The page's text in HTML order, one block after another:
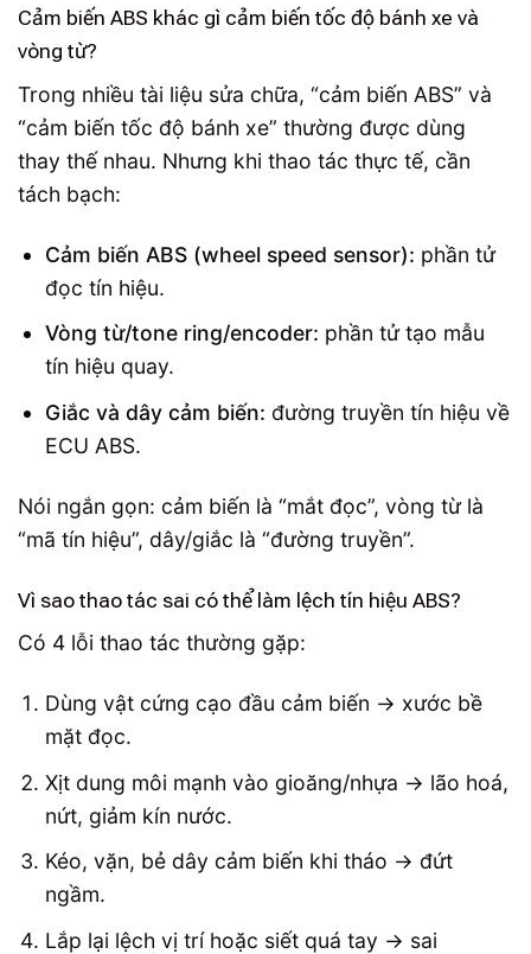
Cảm biến ABS khác gì cảm biến tốc độ bánh xe và
vòng từ?
Trong nhiều tài liệu sửa chữa, “cảm biến ABS” và
“cảm biến tốc độ bánh xe” thường được dùng
thay thế nhau. Nhưng khi thao tác thực tế, cần
tách bạch:
Cảm biến ABS (wheel speed sensor): phần tử
đọc tín hiệu.
Vòng từ/tone ring/encoder: phần tử tạo mẫu
tín hiệu quay.
Giắc và dây cảm biến: đường truyền tín hiệu về
ECU ABS.
Nói ngắn gọn: cảm biến là “mắt đọc”, vòng từ là
“mã tín hiệu”, dây/giắc là “đường truyền”.
Vì sao thao tác sai có thể làm lệch tín hiệu ABS?
Có 4 lỗi thao tác thường gặp:
Dùng vật cứng cạo đầu cảm biến → xước bề
mặt đọc.
Xịt dung môi mạnh vào gioăng/nhựa → lão hoá,
nứt, giảm kín nước.
Kéo, vặn, bẻ dây cảm biến khi tháo → đứt
ngầm.
Lắp lại lệch vị trí hoặc siết quá tay → sai